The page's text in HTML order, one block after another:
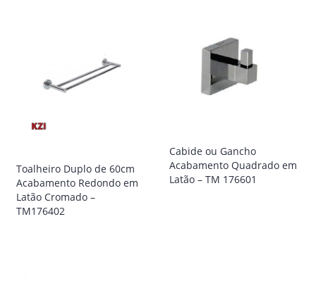
Toalheiro Duplo de 60cm
Acabamento Redondo em
Latão Cromado –
TM176402
Cabide ou Gancho
Acabamento Quadrado em
Latão – TM 176601